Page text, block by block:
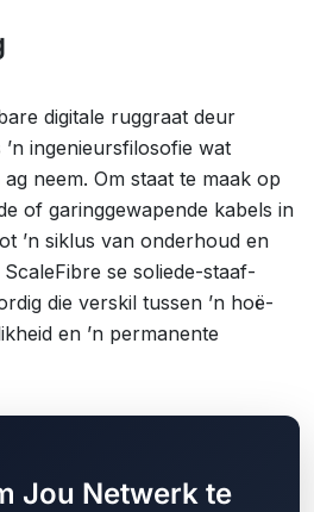
digitale ruggraat deur
ingenieursfilosofie wat
neem. Om staat te maak op
of garinggewapende kabels in
’n siklus van onderhoud en
se soliede-staaf-
die verskil tussen ’n hoë-
en ’n permanente
Jou Netwerk te